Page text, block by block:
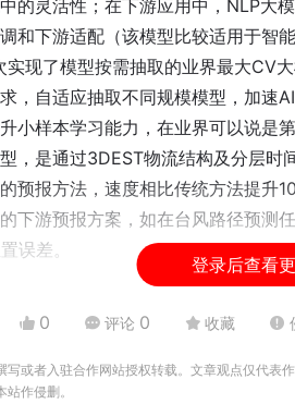
的灵活性；在下游应用中，NLP大
和下游适配（该模型比较适用于智
现了模型按需抽取的业界最大CV
，自适应抽取不同规模模型，加速
小样本学习能力，在业界可以说是
，是通过3DEST物流结构及分层
预报方法，速度相比传统方法提升
下游预报方案，如在台风路径预测
误差。
登录后查看
0 评论 0 收藏
写或者入驻合作网站授权转载。文章观点仅代
作侵删。